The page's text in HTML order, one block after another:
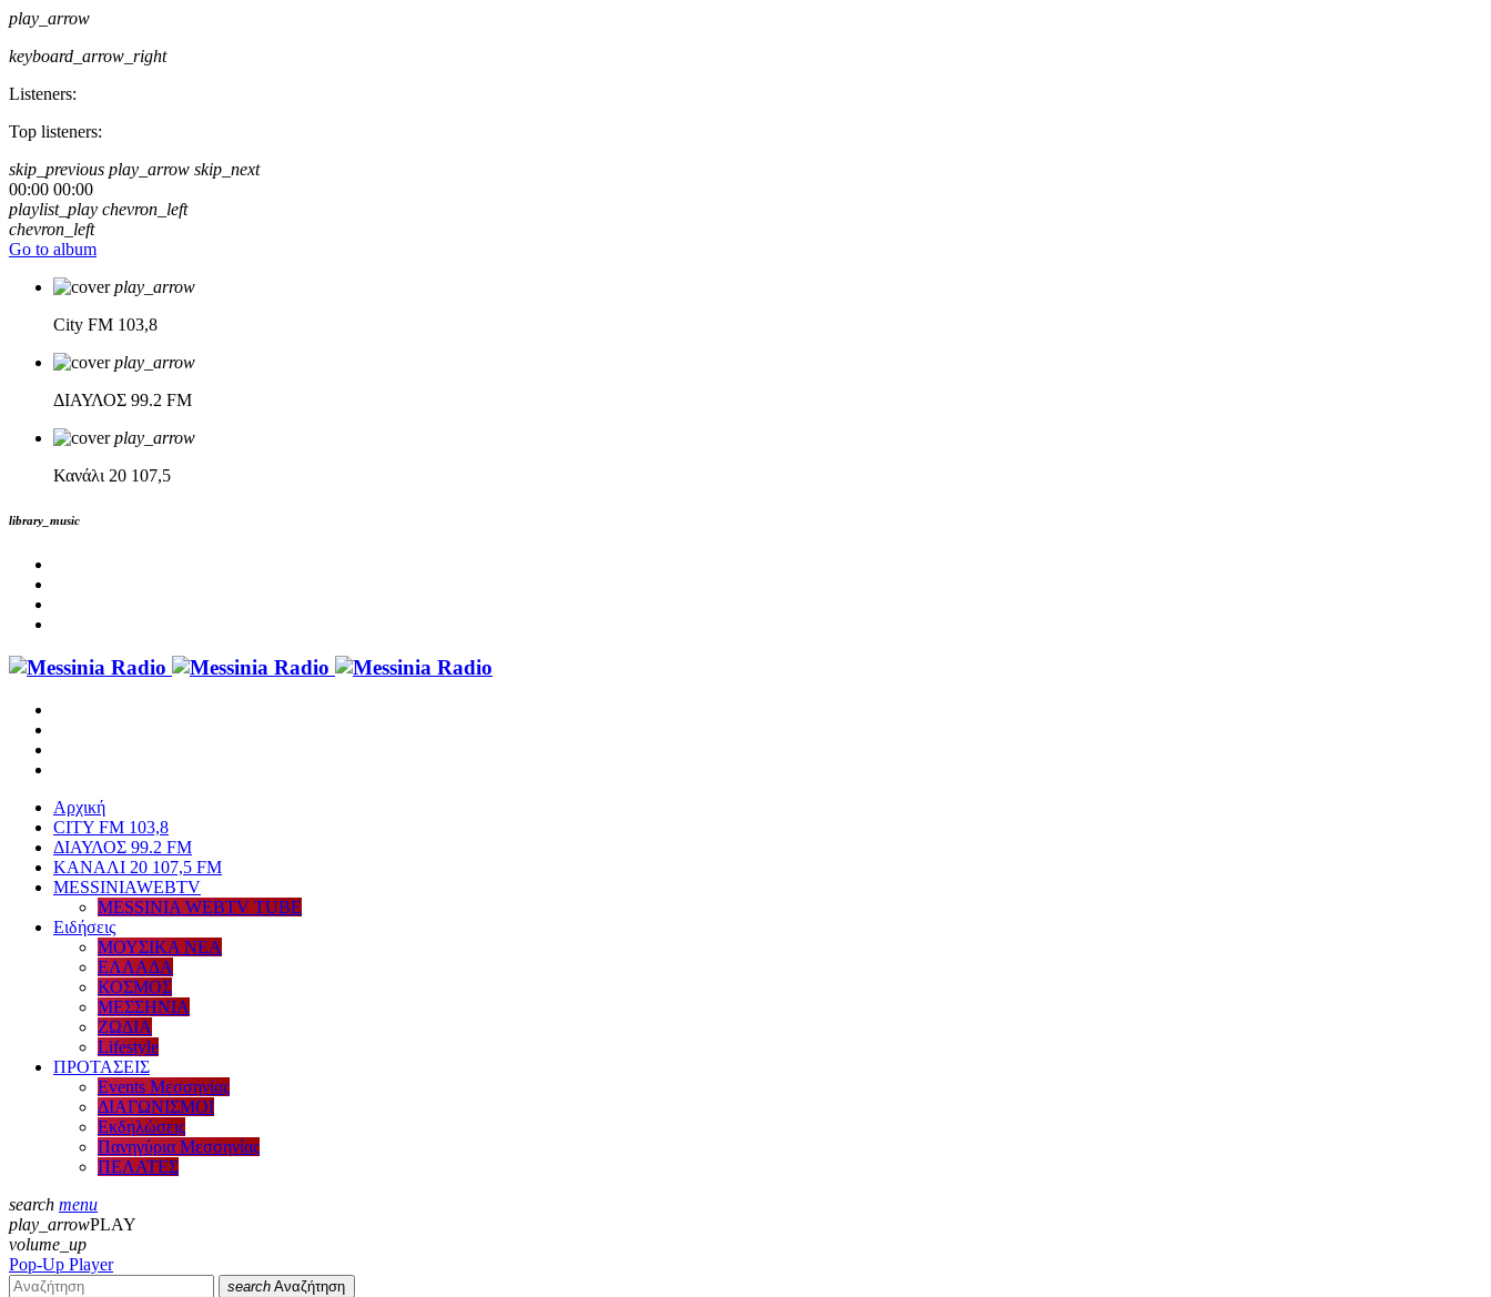
play_arrow
keyboard_arrow_right
Listeners:
Top listeners:
skip_previous play_arrow skip_next
00:00 00:00
playlist_play chevron_left
chevron_left
Go to album
play_arrow
City FM 103,8
play_arrow
ΔΙΑΥΛΟΣ 99.2 FM
play_arrow
Κανάλι 20 107,5
library_music
Αρχική
CITY FM 103,8
ΔΙΑΥΛΟΣ 99.2 FM
ΚΑΝΑΛΙ 20 107,5 FM
MESSINIAWEBTV
MESSINIA WEBTV TUBE
Eιδήσεις
ΜΟΥΣΙΚΑ ΝΕΑ
ΕΛΛΑΔΑ
ΚΟΣΜΟΣ
ΜΕΣΣΗΝΙΑ
ΖΩΔΙΑ
Lifestyle
ΠΡΟΤΑΣΕΙΣ
Events Μεσσηνίας
ΔΙΑΓΩΝΙΣΜΟΙ
Εκδηλώσεις
Πανηγύρια Μεσσηνίας
ΠΕΛΑΤΕΣ
search menu
play_arrowPLAY
volume_up
Pop-Up Player
search Αναζήτηση